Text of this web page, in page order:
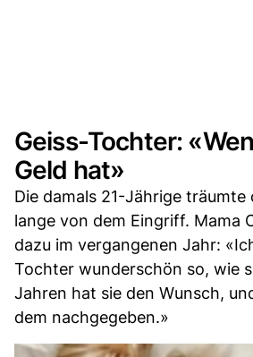
Geiss-Tochter:
Geld hat»
Die damals 21-Jährige
lange von dem Eingriff. Mama
dazu im vergangenen Jahr:
Tochter wunderschön so, wie
Jahren hat sie den Wunsch,
dem nachgegeben.»